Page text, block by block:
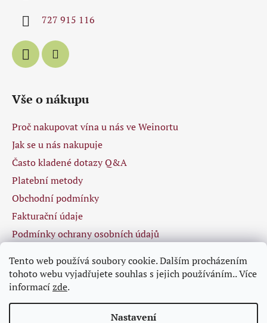
Tento web používá soubory cookie. Dalším procházením
tohoto webu vyjadřujete souhlas s jejich používáním.. Více
informacízde.
Nastavení
727 915 116
Vše o nákupu
Proč nakupovat vína u nás ve Weinortu
Jak se u nás nakupuje
Často kladené dotazy Q&A
Platební metody
Obchodní podmínky
Fakturační údaje
Podmínky ochrany osobních údajů
Facebook